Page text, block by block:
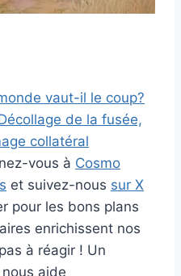
vaut-il le coup?
de la fusée,
collatéral
vous à Cosmo
et suivez-nous sur X
pour les bons plans
enrichissent nos
à réagir ! Un
aide